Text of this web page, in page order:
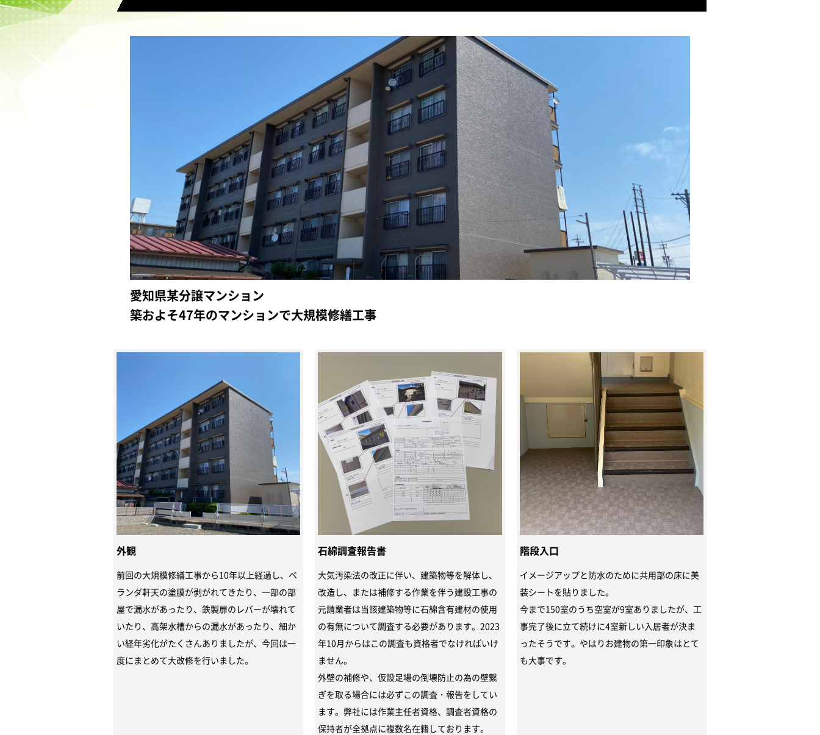
愛知県某分譲マンション
築およそ47年のマンションで大規模修繕工事
外観
前回の大規模修繕工事から10年以上経過し、ベ
ランダ軒天の塗膜が剥がれてきたり、一部の部
屋で漏水があったり、鉄製扉のレバーが壊れて
いたり、高架水槽からの漏水があったり、細か
い経年劣化がたくさんありましたが、今回は一
度にまとめて大改修を行いました。
石綿調査報告書
大気汚染法の改正に伴い、建築物等を解体し、
改造し、または補修する作業を伴う建設工事の
元請業者は当該建築物等に石綿含有建材の使用
の有無について調査する必要があります。2023
年10月からはこの調査も資格者でなければいけ
ません。
外壁の補修や、仮設足場の倒壊防止の為の壁繋
ぎを取る場合には必ずこの調査・報告をしてい
ます。弊社には作業主任者資格、調査者資格の
保持者が全拠点に複数名在籍しております。
階段入口
イメージアップと防水のために共用部の床に美
装シートを貼りました。
今まで150室のうち空室が9室ありましたが、工
事完了後に立て続けに4室新しい入居者が決ま
ったそうです。やはりお建物の第一印象はとて
も大事です。